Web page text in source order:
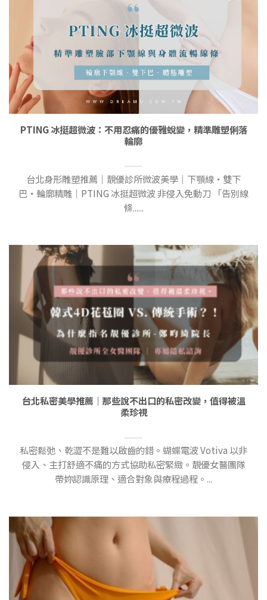
PTING 冰挺超微波：不用忍痛的優雅蛻變，精準雕塑俐落
輪廓
台北身形雕塑推薦｜靚優診所微波美學｜下顎線・雙下
巴・輪廓精雕｜PTING 冰挺超微波 非侵入免動刀 「告別線
條......
台北私密美學推薦｜那些說不出口的私密改變，值得被溫
柔珍視
私密鬆弛、乾澀不是難以啟齒的錯。蝴蝶電波 Votiva 以非
侵入、主打舒適不痛的方式協助私密緊緻。靚優女醫團隊
帶妳認識原理、適合對象與療程過程。...